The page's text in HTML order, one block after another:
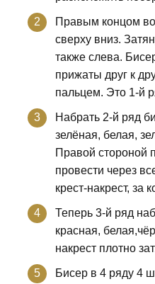
Правым концом
сверху вниз.
также слева.
прижаты друг к
пальцем. Это 1-й
Набрать 2-й ряд
зелёная, белая,
Правой стороной
провести через
крест-накрест, за
Теперь 3-й ряд
красная,
накрест плотно
Бисер в 4 ряду 4